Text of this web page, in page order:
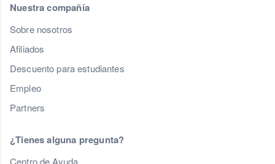
Nuestra compañía
Sobre nosotros
Afiliados
Descuento para estudiantes
Empleo
Partners
¿Tienes alguna pregunta?
Centro de Ayuda